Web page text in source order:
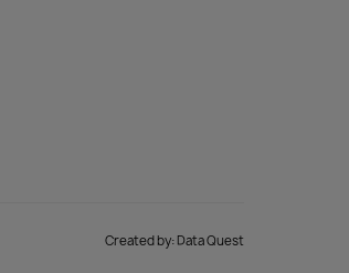
Created by:Data Quest